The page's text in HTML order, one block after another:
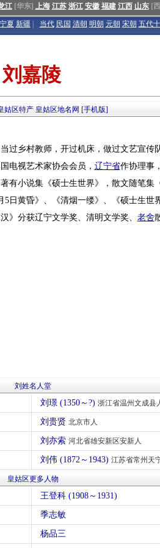
江[华东] 上海 江苏 浙江 安徽 福建 江西 山东[
宁夏 新疆 当代 民国 清朝 明朝 元朝 宋朝 五代
刘嘉陵
姑区特产 皇姑区地名网 [手机版]
过乡村教师，开过机床，做过文艺宣传
电视艺术家协会会员， 辽宁省作协理事
有小说集《硕士生世界》，散文随笔集
5日黄昏》、《清烟一缕》、《硕士生世
》分获辽宁文学奖、清明文学奖、 老舍
刘姓名人堂
刘璟 (1350～?) 浙江省温州文成县
刘贵贤 北京市人
刘亦索 河北省雄安新区安新人
刘伟 (1872～1943) 江苏省常州天
皇姑区更多人物
王登科 (1908～1931)
季志敏
杨品三